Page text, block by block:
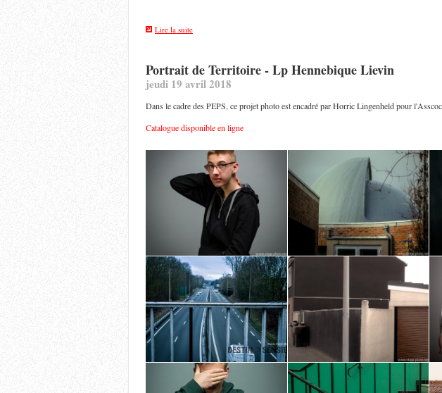
Lire la suite
Portrait de Territoire - Lp Hennebique Lievin
jeudi 19 avril 2018
Dans le cadre des PEPS, ce projet photo est encadré par Horric Lingenheld pour
Catalogue disponible en ligne